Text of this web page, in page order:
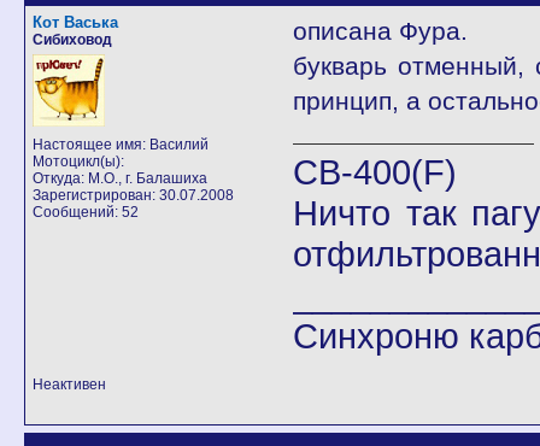
Кот Васька
Сибиховод
Настоящее имя: Василий
Мотоцикл(ы):
Откуда: М.О., г. Балашиха
Зарегистрирован: 30.07.2008
Сообщений: 52
описана Фура.
букварь
принцип, а
CB-400(F)
Ничто так
Синхроню
Неактивен